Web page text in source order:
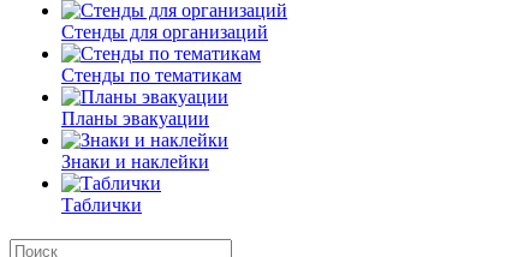
Стенды для организаций
Стенды по тематикам
Планы эвакуации
Знаки и наклейки
Таблички